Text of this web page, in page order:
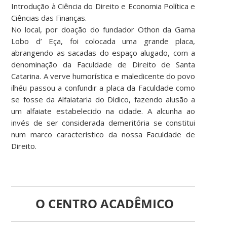
Introdução à Ciência do Direito e Economia Política e
Ciências das Finanças.
No local, por doação do fundador Othon da Gama
Lobo d’ Eça, foi colocada uma grande placa,
abrangendo as sacadas do espaço alugado, com a
denominação da Faculdade de Direito de Santa
Catarina. A verve humorística e maledicente do povo
ilhéu passou a confundir a placa da Faculdade como
se fosse da Alfaiataria do Didico, fazendo alusão a
um alfaiate estabelecido na cidade. A alcunha ao
invés de ser considerada demeritória se constitui
num marco característico da nossa Faculdade de
Direito.
O CENTRO ACADÊMICO